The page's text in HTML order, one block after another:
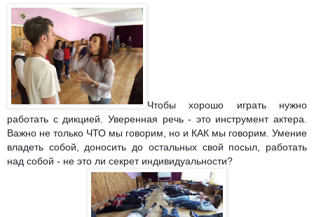
Чтобы хорошо играть нужно
работать с дикцией. Уверенная речь - это инструмент актера.
Важно не только ЧТО мы говорим, но и КАК мы говорим. Умение
владеть собой, доносить до остальных свой посыл, работать
над собой - не это ли секрет индивидуальности?